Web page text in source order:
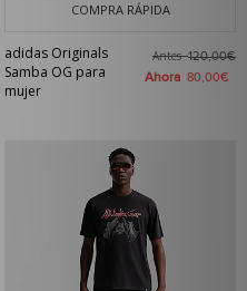
COMPRA RÁPIDA
adidas Originals
Samba OG para
mujer
Antes120,00€
Ahora 80,00€